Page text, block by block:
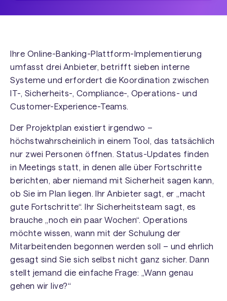
Ihre Online-Banking-Plattform-Implementierung
umfasst drei Anbieter, betrifft sieben interne
Systeme und erfordert die Koordination zwischen
IT-, Sicherheits-, Compliance-, Operations- und
Customer-Experience-Teams.
Der Projektplan existiert irgendwo –
höchstwahrscheinlich in einem Tool, das tatsächlich
nur zwei Personen öffnen. Status-Updates finden
in Meetings statt, in denen alle über Fortschritte
berichten, aber niemand mit Sicherheit sagen kann,
ob Sie im Plan liegen. Ihr Anbieter sagt, er „macht
gute Fortschritte“. Ihr Sicherheitsteam sagt, es
brauche „noch ein paar Wochen“. Operations
möchte wissen, wann mit der Schulung der
Mitarbeitenden begonnen werden soll – und ehrlich
gesagt sind Sie sich selbst nicht ganz sicher. Dann
stellt jemand die einfache Frage: „Wann genau
gehen wir live?“